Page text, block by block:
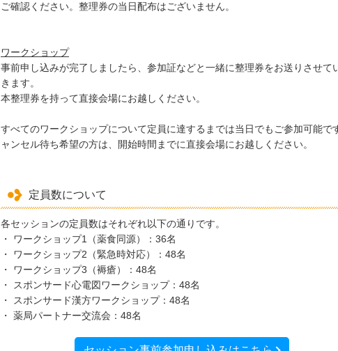
ご確認ください。整理券の当日配布はございません。
ワークショップ
事前申し込みが完了しましたら、参加証などと一緒に整理券をお送りさせて
きます。
本整理券を持って直接会場にお越しください。
すべてのワークショップについて定員に達するまでは当日でもご参加可能で
ャンセル待ち希望の方は、開始時間までに直接会場にお越しください。
定員数について
各セッションの定員数はそれぞれ以下の通りです。
・ ワークショップ1（薬食同源）：36名
・ ワークショップ2（緊急時対応）：48名
・ ワークショップ3（褥瘡）：48名
・ スポンサード心電図ワークショップ：48名
・ スポンサード漢方ワークショップ：48名
・ 薬局パートナー交流会：48名